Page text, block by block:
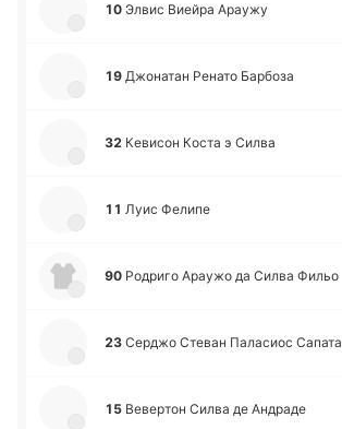
10 Элвис Виейра Араужу
19 Джо­на­тан Ренато Ба­рбо­за
32 Ке­ви­сон Коста э Силва
11 Луис Фелипе
90 Ро­дри­го Араужо да Силва Фильо
23 Серджо Стеван Па­ла­сиос Сапата
15 Ве­ве­ртон Силва де Андра­де